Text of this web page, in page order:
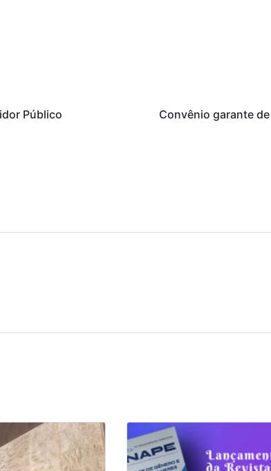
Público
Convênio garante